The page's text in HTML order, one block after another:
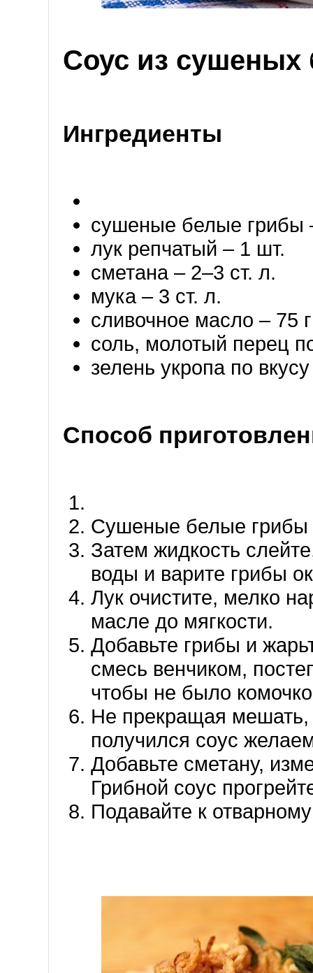
Соус из сушеных
Ингредиенты
сушеные белые грибы
лук репчатый – 1 шт.
сметана – 2–3 ст. л.
мука – 3 ст. л.
сливочное масло – 75 г
соль, молотый перец
зелень укропа по вкусу
Способ
Сушеные белые грибы
Затем жидкость
воды и варите грибы
Лук очистите, мелко
масле до мягкости.
Добавьте грибы и
смесь венчиком,
чтобы не было
Не прекращая мешать,
получился соус
Добавьте сметану,
Грибной соус
Подавайте к